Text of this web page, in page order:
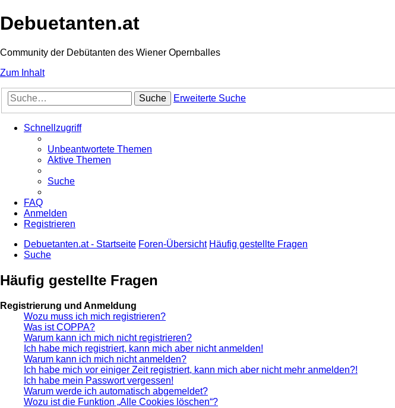
Debuetanten.at
Community der Debütanten des Wiener Opernballes
Zum Inhalt
Suche Erweiterte Suche
Schnellzugriff
Unbeantwortete Themen
Aktive Themen
Suche
FAQ
Anmelden
Registrieren
Debuetanten.at - Startseite Foren-Übersicht Häufig gestellte Fragen
Suche
Häufig gestellte Fragen
Registrierung und Anmeldung
Wozu muss ich mich registrieren?
Was ist COPPA?
Warum kann ich mich nicht registrieren?
Ich habe mich registriert, kann mich aber nicht anmelden!
Warum kann ich mich nicht anmelden?
Ich habe mich vor einiger Zeit registriert, kann mich aber nicht mehr anmelden?!
Ich habe mein Passwort vergessen!
Warum werde ich automatisch abgemeldet?
Wozu ist die Funktion „Alle Cookies löschen“?